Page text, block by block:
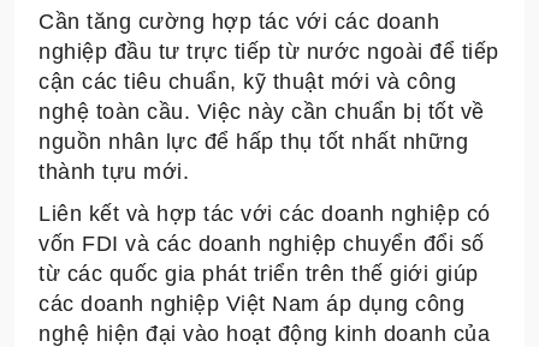
Cần tăng cường hợp tác với các doanh
nghiệp đầu tư trực tiếp từ nước ngoài để tiếp
cận các tiêu chuẩn, kỹ thuật mới và công
nghệ toàn cầu. Việc này cần chuẩn bị tốt về
nguồn nhân lực để hấp thụ tốt nhất những
thành tựu mới.
Liên kết và hợp tác với các doanh nghiệp có
vốn FDI và các doanh nghiệp chuyển đổi số
từ các quốc gia phát triển trên thế giới giúp
các doanh nghiệp Việt Nam áp dụng công
nghệ hiện đại vào hoạt động kinh doanh của